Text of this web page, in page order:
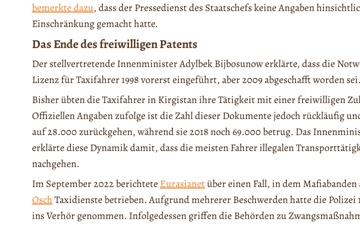
bemerkte dazu, dass der Pressedienst des Staatschefs keine Angaben
Einschränkung gemacht hatte.
Das Ende des freiwilligen Patents
Der stellvertretende Innenminister Adylbek Bijbosunow erklärte, dass die
Lizenz für Taxifahrer 1998 vorerst eingeführt, aber 2009 abgeschafft worden sei.
Bisher übten die Taxifahrer in Kirgistan ihre Tätigkeit mit einer freiwilligen
Offiziellen Angaben zufolge ist die Zahl dieser Dokumente jedoch rückläufig
auf 28.000 zurückgehen, während sie 2018 noch 69.000 betrug. Das
erklärte diese Dynamik damit, dass die meisten Fahrer illegalen
nachgehen.
Im September 2022 berichtete Eurasianetüber einen Fall, in dem
OschTaxidienste betrieben. Aufgrund mehrerer Beschwerden hatte die Polizei
ins Verhör genommen. Infolgedessen griffen die Behörden zu